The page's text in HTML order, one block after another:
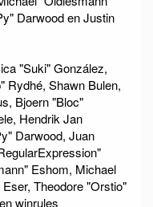
Darwood en Justin
"Suki" González,
Rydhé, Shawn Bulen,
Bjoern "Bloc"
Hendrik Jan
Darwood, Juan
Eshom, Michael
Theodore "Orstio"
winrules